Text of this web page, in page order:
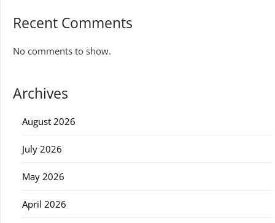
Recent Comments
No comments to show.
Archives
August 2026
July 2026
May 2026
April 2026